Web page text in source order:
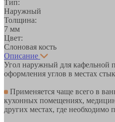
Тип:
Наружный
Толщина:
7 мм
Цвет:
Слоновая кость
Описание
Угол наружный для кафельной
оформления углов в местах
Применяется чаще всего в
кухонных помещениях,
других местах, где необходимо